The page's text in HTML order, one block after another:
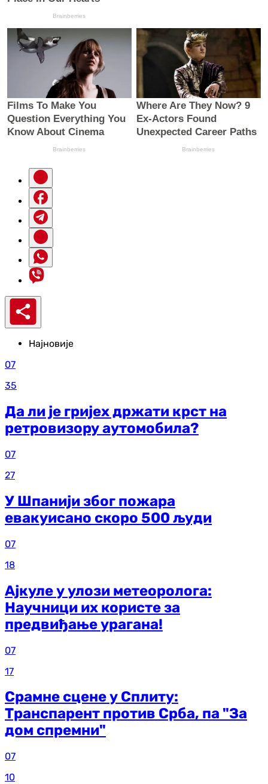
Најновије
07
35
Да ли је гријех држати крст на
ретровизору аутомобила?
07
27
У Шпанији због пожара
евакуисано скоро 500 људи
07
18
Ајкуле у улози метеоролога:
Научници их користе за
предвиђање урагана!
07
17
Срамне сцене у Сплиту:
Транспарент против Срба, па "За
дом спремни"
07
10